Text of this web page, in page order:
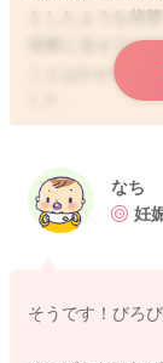
としたような状
実際に見せてい
ことはわからな
とても気になる
どうぞよろしく
なち
妊
そうです！びろ